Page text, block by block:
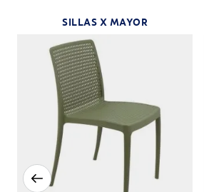
SILLAS X MAYOR